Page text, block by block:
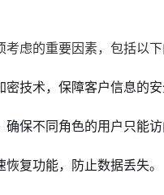
虑的重要因素，包括以下
技术，保障客户信息的安
保不同角色的用户只能访
复功能，防止数据丢失。